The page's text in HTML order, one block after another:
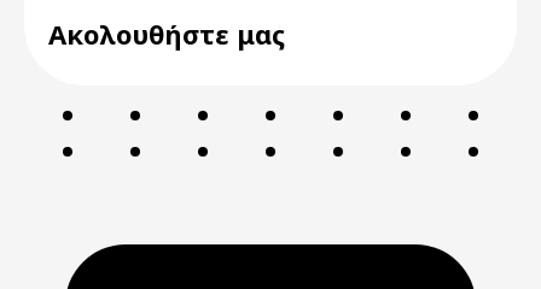
Ακολουθήστε μας